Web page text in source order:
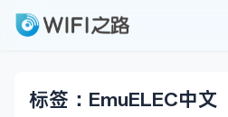
标签：EmuELEC中文